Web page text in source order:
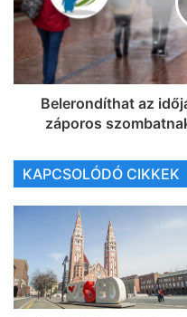
Belerondíthat az
záporos
KAPCSOLÓDÓ CIKKEK